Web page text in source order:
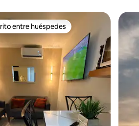
en Favorito entre huéspedes
entre huéspedes